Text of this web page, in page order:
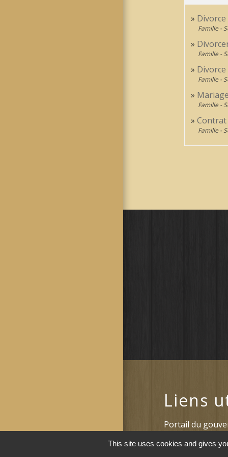
Famille -
Famille -
Famille -
Famille -
Contrat
Famille -
Liens
Portail du
Maison du
This site uses cookies and gives